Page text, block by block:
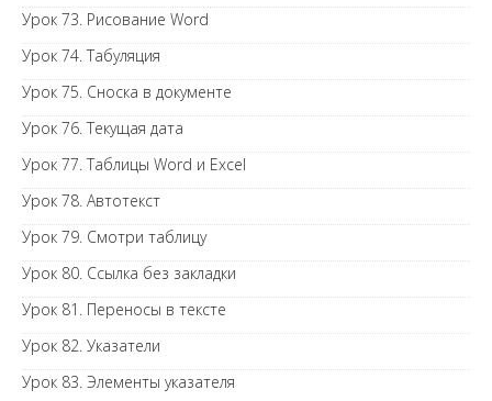
Урок 73. Рисование Word
Урок 74. Табуляция
Урок 75. Сноска в документе
Урок 76. Текущая дата
Урок 77. Таблицы Word и Excel
Урок 78. Автотекст
Урок 79. Смотри таблицу
Урок 80. Ссылка без закладки
Урок 81. Переносы в тексте
Урок 82. Указатели
Урок 83. Элементы указателя